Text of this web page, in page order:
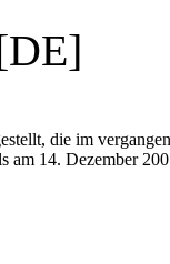
die im
14. Dezember